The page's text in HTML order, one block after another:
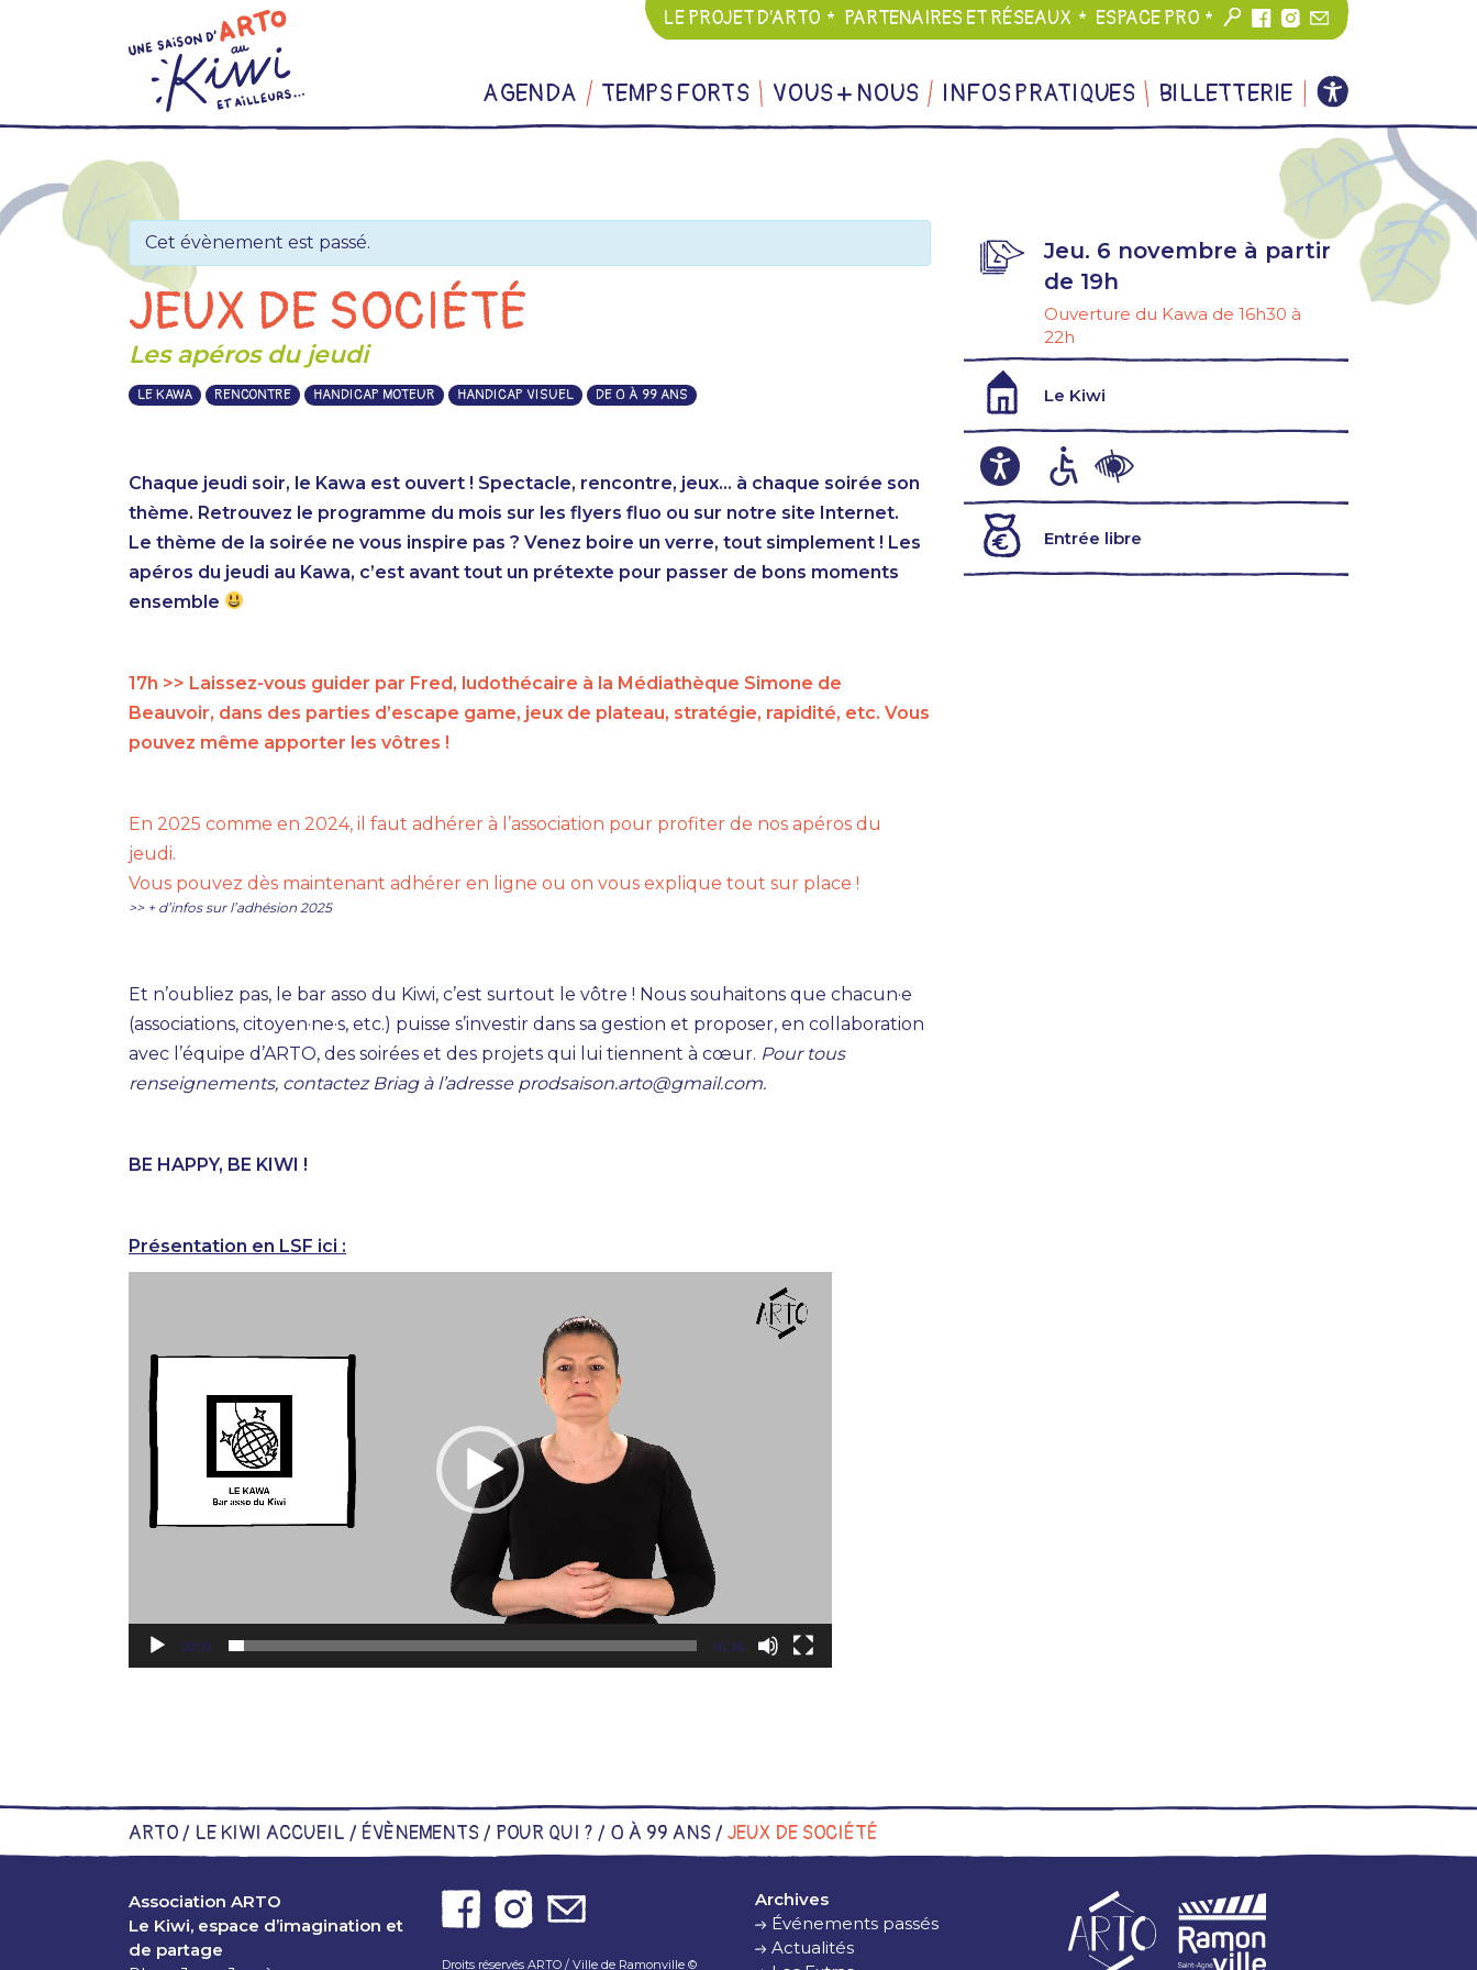
LE PROJET D’ARTO PARTENAIRES ET RÉSEAUX ESPACE PRO
AGENDA TEMPS FORTS VOUS + NOUS INFOS PRATIQUES BILLETTERIE
Cet évènement est passé.
JEUX DE SOCIÉTÉ
Les apéros du jeudi
LE KAWA RENCONTRE HANDICAP MOTEUR HANDICAP VISUEL DE 0 À 99 ANS
Chaque jeudi soir, le Kawa est ouvert ! Spectacle, rencontre, jeux… à chaque soirée son
thème. Retrouvez le programme du mois sur les flyers fluo ou sur notre site Internet.
Le thème de la soirée ne vous inspire pas ? Venez boire un verre, tout simplement ! Les
apéros du jeudi au Kawa, c’est avant tout un prétexte pour passer de bons moments
ensemble
17h >> Laissez-vous guider par Fred, ludothécaire à la Médiathèque Simone de
Beauvoir, dans des parties d’escape game, jeux de plateau, stratégie, rapidité, etc. Vous
pouvez même apporter les vôtres !
En 2025 comme en 2024, il faut adhérer à l’association pour profiter de nos apéros du
jeudi.
Vous pouvez dès maintenant adhérer en ligne ou on vous explique tout sur place !
>> + d’infos sur l’adhésion 2025
Et n’oubliez pas, le bar asso du Kiwi, c’est surtout le vôtre ! Nous souhaitons que chacun·e
(associations, citoyen·ne·s, etc.) puisse s’investir dans sa gestion et proposer, en collaboration
avec l’équipe d’ARTO, des soirées et des projets qui lui tiennent à cœur. Pour tous
renseignements, contactez Briag à l’adresse prodsaison.arto@gmail.com.
BE HAPPY, BE KIWI !
Présentation en LSF ici :
00:00 01:30
Jeu. 6 novembre à partir
de 19h
Ouverture du Kawa de 16h30 à
22h
Le Kiwi
Entrée libre
ARTO / LE KIWI ACCUEIL / ÉVÈNEMENTS / POUR QUI ? / 0 À 99 ANS / JEUX DE SOCIÉTÉ
Association ARTO
Le Kiwi, espace d’imagination et
de partage
Droits réservés ARTO / Ville de Ramonville ©
Archives
Événements passés
Actualités